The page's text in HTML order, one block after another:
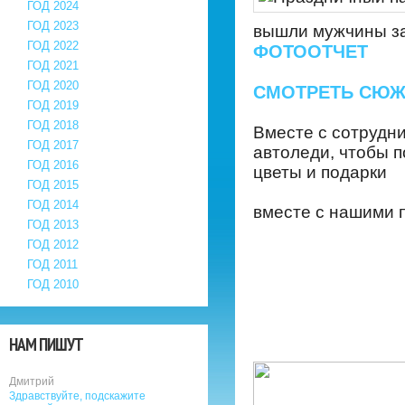
ГОД 2024
ГОД 2023
ГОД 2022
ГОД 2021
ГОД 2020
ГОД 2019
ГОД 2018
ГОД 2017
ГОД 2016
ГОД 2015
ГОД 2014
ГОД 2013
ГОД 2012
ГОД 2011
ГОД 2010
НАМ ПИШУТ
Дмитрий
Здравствуйте, подскажите
вышли мужчины
ФОТООТЧЕТ
СМОТРЕТЬ
Вместе с
автоледи, чтобы
цветы и подарки
вместе с нашими